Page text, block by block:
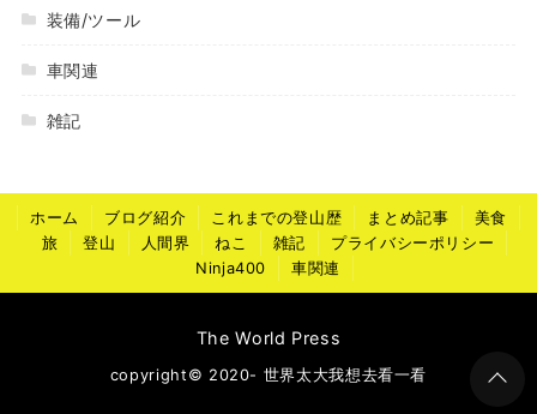
装備/ツール
車関連
雑記
ホーム ブログ紹介 これまでの登山歴 まとめ記事
美食
旅
登山 人間界 ねこ 雑記
プライバシーポリシー
Ninja400
車関連
The World Press
copyright© 2020- 世界太大我想去看一看